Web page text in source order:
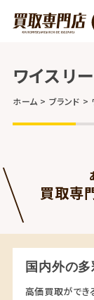
ワイスリー
ホーム ブランド
買取専
国内外の
高価買取ができ